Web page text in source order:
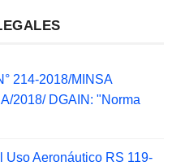
214-2018/MINSA
2018/ DGAIN: "Norma
Uso Aeronáutico RS 119-